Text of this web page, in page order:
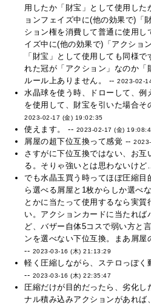
用したか「財宝」として使用し
ョンフェイズ中に(他の効果で)「
ション権を消費して普通に使用
イズ中に(他の効果で)「アクショ
「財宝」として使用しても同様
れた冠が「アクション」なのか「
ルール上ありません。 --2023-02-
水晶球を使う時、ドローして、
を使用して、財宝を引いた場合
2023-02-17 (金) 19:02:35
使えます。 -- 2023-02-17 (金)
屑屋の超下位互換って感覚 --
さすがに下位互換ではない、お
る。そりゃ強いとは思わないけ
でも水晶玉買う時ってほぼ圧縮
ら選べる屑屋と1枚からしか選べ
とかに当たって使用するなら実
い。アクションカードに当たれ
ど、バザー自体5コスで弱い方と
ンを選べない下位互換。まあ屑屋
-- 2023-03-16 (木) 21:13:29
軽く圧縮しながら、ステロっぽく
-- 2023-03-16 (木) 22:35:47
圧縮だけが目的だったら、劣化し
ナル積み込みアクションがあれ